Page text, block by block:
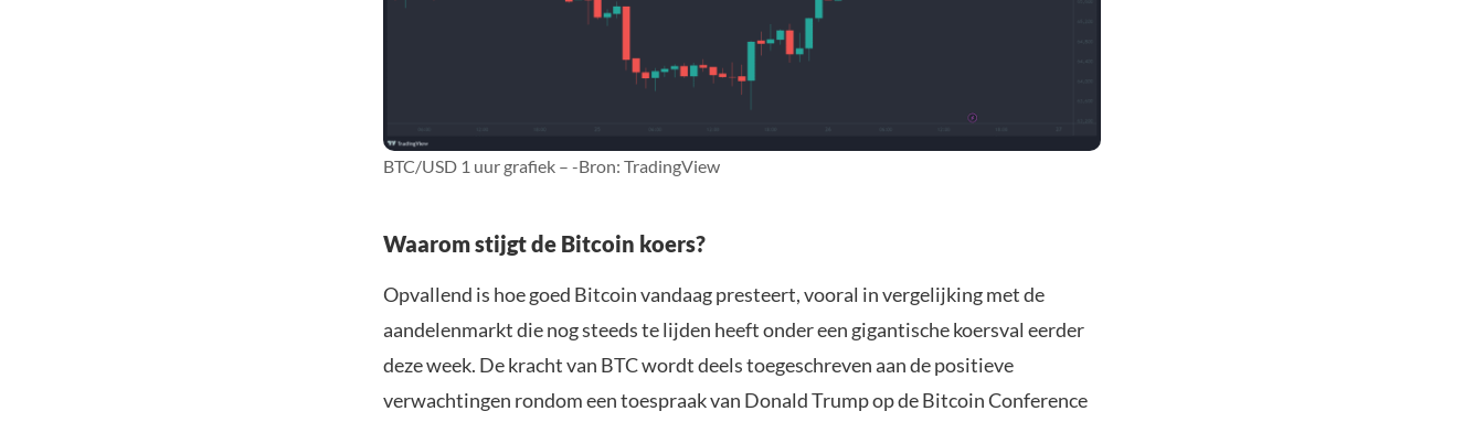
BTC/USD 1 uur grafiek – -Bron: TradingView
Waarom stijgt de Bitcoin koers?
Opvallend is hoe goed Bitcoin vandaag presteert, vooral in vergelijking met de
aandelenmarkt die nog steeds te lijden heeft onder een gigantische koersval eerder
deze week. De kracht van BTC wordt deels toegeschreven aan de positieve
verwachtingen rondom een toespraak van Donald Trump op de Bitcoin Conference